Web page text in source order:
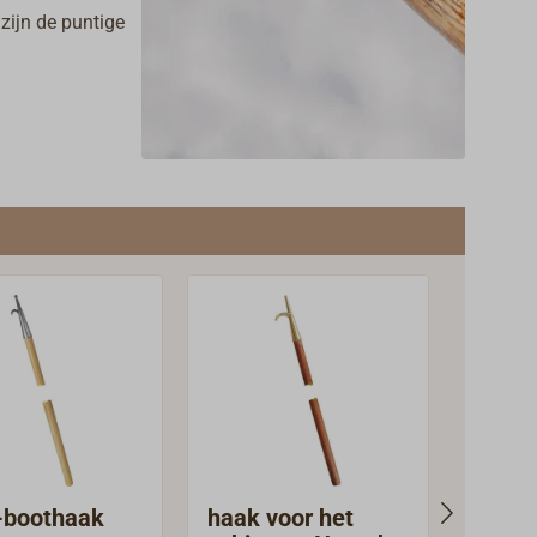
de puntige
grijparm om
haak voor het